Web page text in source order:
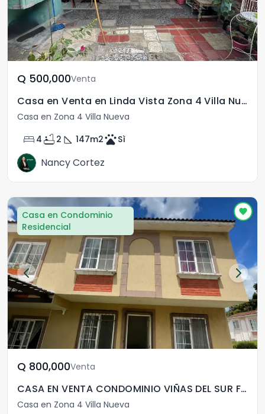
Q	500,000Venta
Casa en Venta en Linda Vista Zona 4 Villa Nueva
Casa en Zona 4 Villa Nueva
bed 4 bathtub 2 square_foot 147m2petsSì
Nancy Cortez
Casa en Condominio
Residencial
Q	800,000Venta
CASA EN VENTA CONDOMINIO VIÑAS DEL SUR FASE 2 V.N
Casa en Zona 4 Villa Nueva